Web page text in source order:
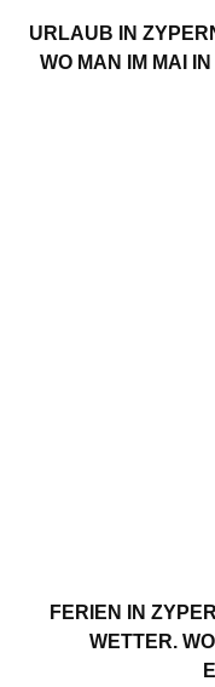
URLAUB IN
WO MAN IM MAI
FERIEN IN
WETTER.